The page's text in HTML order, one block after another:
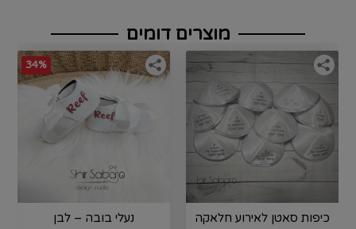
מוצרים דומים
כיפות סאטן לאירוע חלאקה
34%
נעלי בובה – לבן